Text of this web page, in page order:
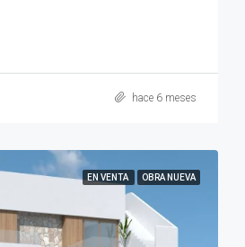
hace 6 meses
EN VENTA OBRA NUEVA